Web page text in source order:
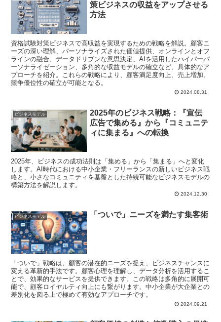
策ビジネスの収益をアップさせる
方法
資格試験対策ビジネスで高収益を実現するための戦略を解説。顧客ニ
ーズの深い理解、パーソナライズされた価値提供、オンラインとオフ
ラインの融合、データドリブンな意思決定、AIを活用したハイパーパ
ーソナライゼーション、多角的な収益モデルの確立など、具体的なア
プローチを紹介。これらの戦略により、顧客満足度向上、売上増加、
競争優位性の確立が可能となる。
2024.08.31
ビジネスモデル
2025年のビジネス戦略：『宣伝
広告で集める』から『コミュニテ
ィに集まる』への転換
2025年、ビジネスの成功法則は「集める」から「集まる」へと変化
します。AI時代における中小企業・フリーランスの新しいビジネス戦
略と、小さなコミュニティを基盤とした持続可能なビジネスモデルの
構築方法を解説します。
2024.12.30
ビジネスモデル 「ついで」ニーズを満たす集客術
「ついで」戦略は、顧客の潜在的ニーズを捉え、ビジネスチャンスに
変える革新的手法です。顧客心理を理解し、データ分析を活用するこ
とで、効果的なサービスを提供できます。この戦略は多角的に展開可
能で、顧客ロイヤルティ向上にも繋がります。中小企業が大企業との
差別化を図る上で極めて有効なアプローチです。
2024.09.21